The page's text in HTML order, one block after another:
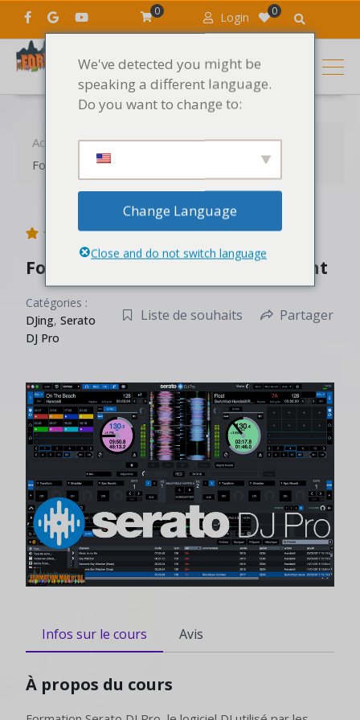
Login 0
0
Accueil Les formations DJ et MAO
Cours
Formation Serato DJ Pro Débutant
5.00 (1 Note)
Formation Serato DJ Pro Débutant
Catégories :
DJing, Serato
DJ Pro
Liste de souhaits Partager
Infos sur le cours Avis
À propos du cours
We've detected you might be
speaking a different language.
Do you want to change to:
Change Language
Close and do not switch language